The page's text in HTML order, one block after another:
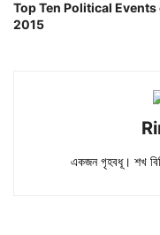
Top Ten Political Events
2015
একজন গৃহবধূ। শখ